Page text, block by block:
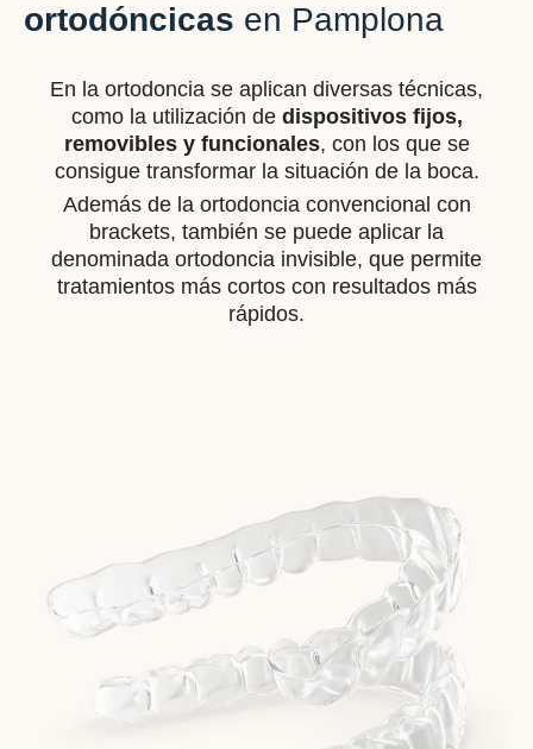
ortodóncicas en Pamplona
En la ortodoncia se aplican diversas técnicas,
como la utilización de dispositivos fijos,
removibles y funcionales, con los que se
consigue transformar la situación de la boca.
Además de la ortodoncia convencional con
brackets, también se puede aplicar la
denominada ortodoncia invisible, que permite
tratamientos más cortos con resultados más
rápidos.